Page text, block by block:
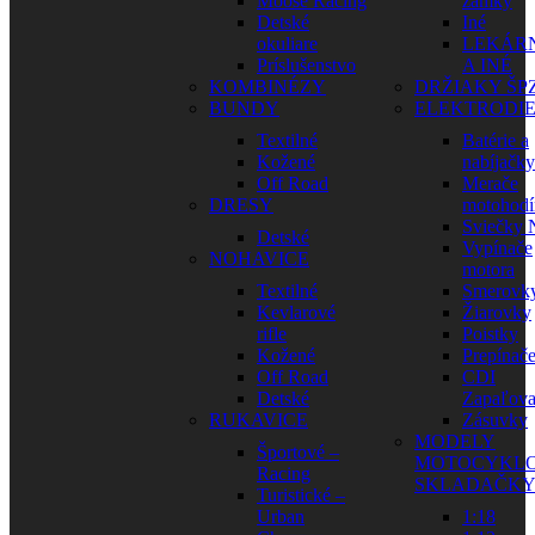
Detské
okuliare
Príslušenstvo
KOMBINÉZY
BUNDY
Textilné
Kožené
Off Road
DRESY
Detské
NOHAVICE
Textilné
Kevlarové
rifle
Kožené
Off Road
Detské
RUKAVICE
Športové –
Racing
Turistické –
Urban
Iné
A INÉ
DRŽIAKY
Batérie a
nabíjačky
Merače
Sviečky
Vypínače
motora
Žiarovky
Poistky
Prepínače
CDI
Zásuvky
MODELY
SKLADAČKY
1:18